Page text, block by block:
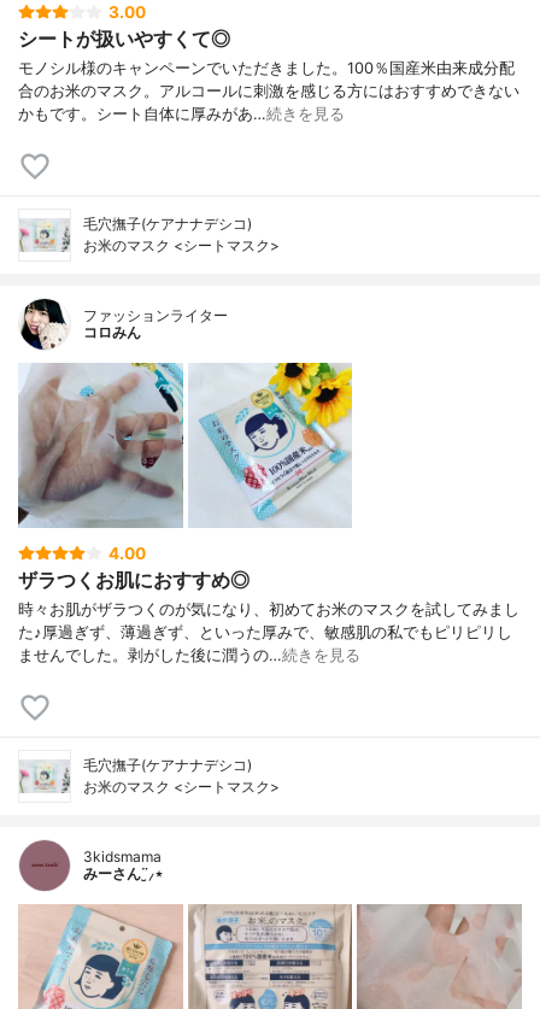
3.00
シートが扱いやすくて◎
モノシル様のキャンペーンでいただきました。100％国産米由来成分配
合のお米のマスク。アルコールに刺激を感じる方にはおすすめできない
かもです。シート自体に厚みがあ…続きを見る
毛穴撫子(ケアナナデシコ)
お米のマスク <シートマスク>
ファッションライター
コロみん
4.00
ザラつくお肌におすすめ◎
時々お肌がザラつくのが気になり、初めてお米のマスクを試してみまし
た♪厚過ぎず、薄過ぎず、といった厚みで、敏感肌の私でもピリピリし
ませんでした。剥がした後に潤うの…続きを見る
毛穴撫子(ケアナナデシコ)
お米のマスク <シートマスク>
3kidsmama
みーさん¨̮⸝⋆